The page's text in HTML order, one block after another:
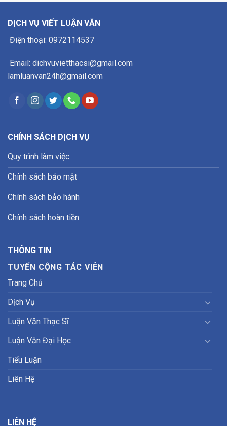
DỊCH VỤ VIẾT LUẬN VĂN
Điện thoại: 0972114537
Email: dichvuvietthacsi@gmail.com
lamluanvan24h@gmail.com
CHÍNH SÁCH DỊCH VỤ
Quy trình làm việc
Chính sách bảo mật
Chính sách bảo hành
Chính sách hoàn tiền
THÔNG TIN
TUYỂN CỘNG TÁC VIÊN
Trang Chủ
Dịch Vụ
Luận Văn Thạc Sĩ
Luận Văn Đại Học
Tiểu Luận
Liên Hệ
LIÊN HỆ